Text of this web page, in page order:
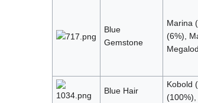
Blue
Gemstone
Marina
(6%),
Blue Hair
Kobold
(100%),